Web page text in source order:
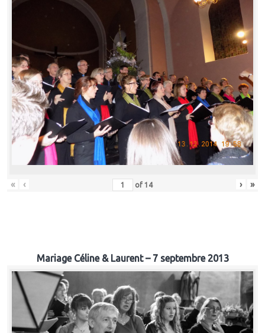
« ‹ of 14 › »
Mariage Céline & Laurent – 7 septembre 2013